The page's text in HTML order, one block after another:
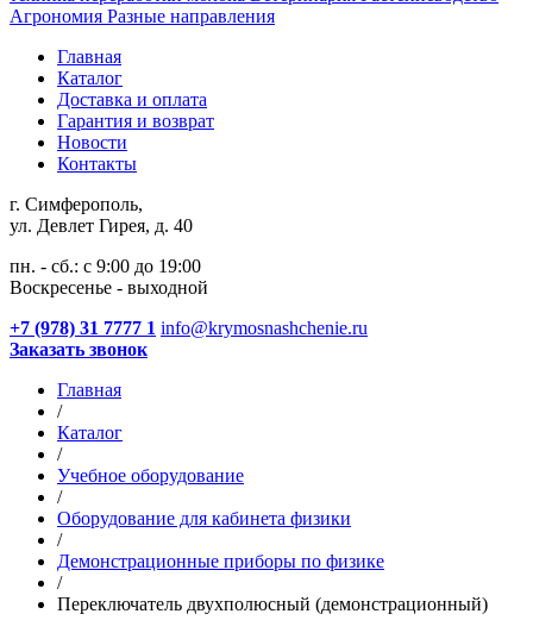
Агрономия Разные направления
Главная
Каталог
Доставка и оплата
Гарантия и возврат
Новости
Контакты
г. Симферополь,
ул. Девлет Гирея, д. 40
пн. - сб.: с 9:00 до 19:00
Воскресенье - выходной
+7 (978) 31 7777 1 info@krymosnashchenie.ru
Заказать звонок
Главная
/
Каталог
/
Учебное оборудование
/
Оборудование для кабинета физики
/
Демонстрационные приборы по физике
/
Переключатель двухполюсный (демонстрационный)